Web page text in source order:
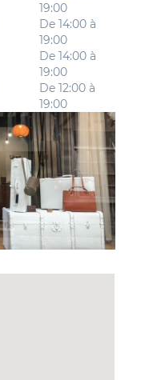
19:00
De 14:00 à
19:00
De 14:00 à
19:00
De 12:00 à
19:00